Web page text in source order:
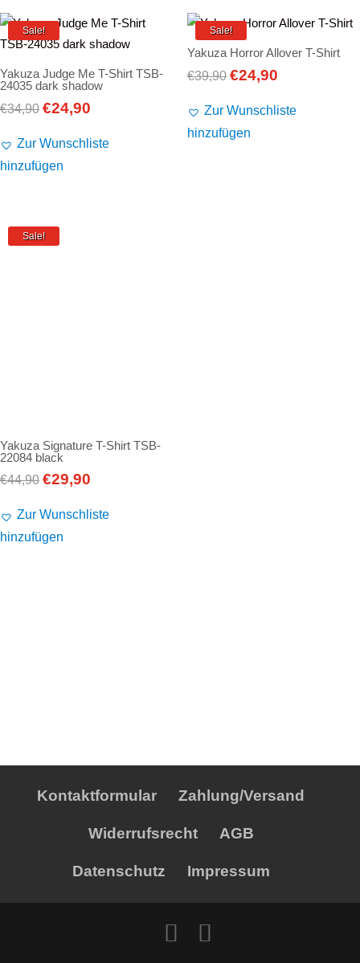
Sale!
Yakuza Judge Me T-Shirt TSB-
24035 dark shadow
€34,90 Ursprünglicher
war:
€34,90
€24,90
ist:
Zur Wunschliste
hinzufügen
Sale!
Yakuza Horror Allover T-Shirt
€39,90 Ursprünglicher
war:
€39,90
€24,90Aktueller
ist:
Zur Wunschliste
hinzufügen
Sale!